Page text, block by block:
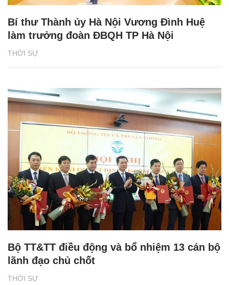
THỜI SỰ
Bí thư Thành ủy Hà Nội Vương Đình Huệ
làm trưởng đoàn ĐBQH TP Hà Nội
THỜI SỰ
Bộ TT&TT điều động và bổ nhiệm 13 cán bộ
lãnh đạo chủ chốt